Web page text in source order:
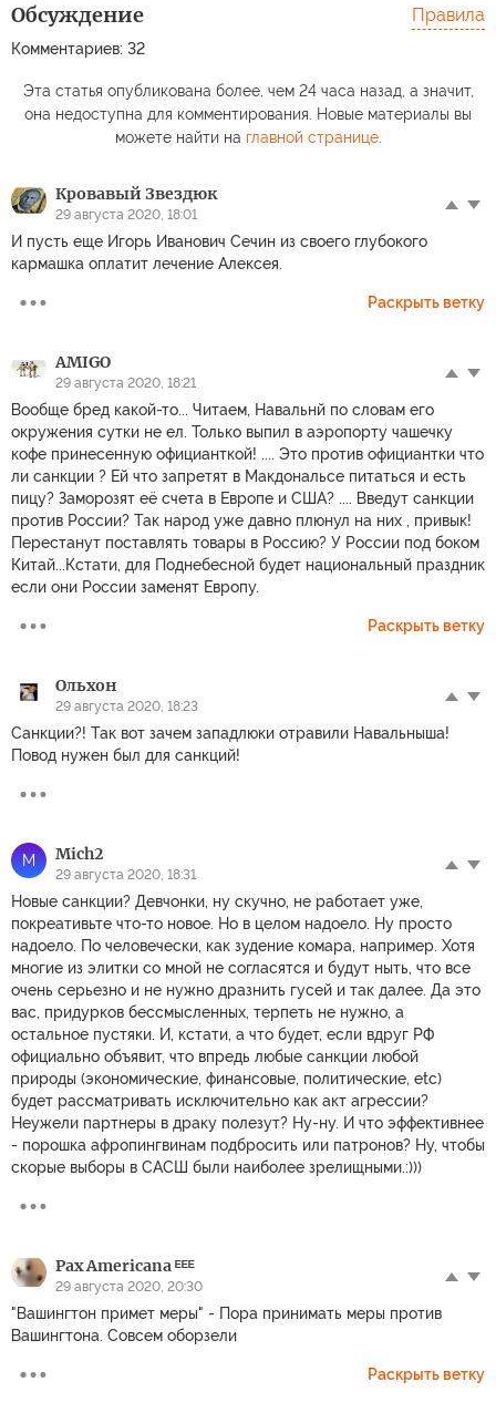
Обсуждение
Комментариев: 32
Правила
Эта статья опубликована более, чем 24 часа назад, а значит,
она недоступна для комментирования. Новые материалы вы
можете найти на главной странице.
Кровавый Звездюк
29 августа 2020, 18:01
И пусть еще Игорь Иванович Сечин из своего глубокого
кармашка оплатит лечение Алексея.
Раскрыть ветку
AMIGO
29 августа 2020, 18:21
Вообще бред какой-то... Читаем, Навальнй по словам его
окружения сутки не ел. Только выпил в аэропорту чашечку
кофе принесенную официанткой! .... Это против официантки что
ли санкции ? Ей что запретят в Макдональсе питаться и есть
пицу? Заморозят её счета в Европе и США? .... Введут санкции
против России? Так народ уже давно плюнул на них , привык!
Перестанут поставлять товары в Россию? У России под боком
Китай...Кстати, для Поднебесной будет национальный праздник
если они России заменят Европу.
Раскрыть ветку
Ольхон
29 августа 2020, 18:23
Санкции?! Так вот зачем западлюки отравили Навальныша!
Повод нужен был для санкций!
M Mich2
29 августа 2020, 18:31
Новые санкции? Девчонки, ну скучно, не работает уже,
покреативьте что-то новое. Но в целом надоело. Ну просто
надоело. По человечески, как зудение комара, например. Хотя
многие из элитки со мной не согласятся и будут ныть, что все
очень серьезно и не нужно дразнить гусей и так далее. Да это
вас, придурков бессмысленных, терпеть не нужно, а
остальное пустяки. И, кстати, а что будет, если вдруг РФ
официально объявит, что впредь любые санкции любой
природы (экономические, финансовые, политические, etc)
будет рассматривать исключительно как акт агрессии?
Неужели партнеры в драку полезут? Ну-ну. И что эффективнее
- порошка афропингвинам подбросить или патронов? Ну, чтобы
скорые выборы в САСШ были наиболее зрелищными.:)))
Pax Americana ᴱᴱᴱ
29 августа 2020, 20:30
"Вашингтон примет меры" - Пора принимать меры против
Вашингтона. Совсем оборзели
Раскрыть ветку